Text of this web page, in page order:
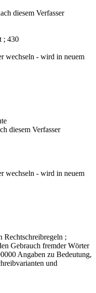
diesem Verfasser
; 430
wechseln - wird in neuem
diesem Verfasser
wechseln - wird in neuem
Rechtschreibregeln ;
Gebrauch fremder Wörter
Angaben zu Bedeutung,
und